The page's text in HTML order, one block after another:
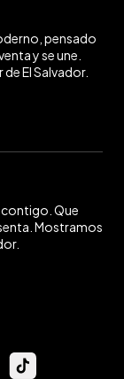
pensado
y se une.
El Salvador.
Que
Mostramos